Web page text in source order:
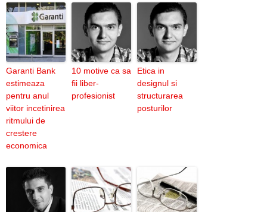
Garanti Bank
estimeaza
pentru anul
viitor incetinirea
ritmului de
crestere
economica
10 motive ca sa
fii liber-
profesionist
Etica in
designul si
structurarea
posturilor